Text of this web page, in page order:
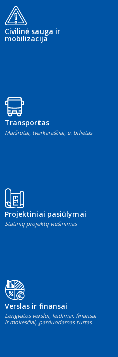
Civilinė sauga ir
mobilizacija
Transportas
Maršrutai, tvarkaraščiai, e. bilietas
Projektiniai pasiūlymai
Statinių projektų viešinimas
Verslas ir finansai
Lengvatos verslui, leidimai, finansai
ir mokesčiai, parduodamas turtas